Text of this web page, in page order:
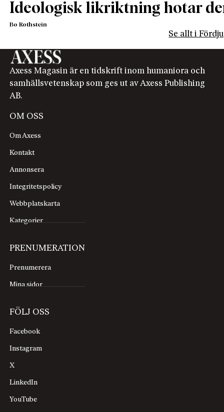
Ideologisk likriktning hotar
Bo Rothstein
Se allt i
Axess Magasin är en tidskrift inom humaniora och
samhällsvetenskap som ges ut av Axess Publishing
AB.
OM OSS
Om Axess
Kontakt
Annonsera
Integritetspolicy
Webbplatskarta
Kategorier
PRENUMERATION
Prenumerera
Mina sidor
FÖLJ OSS
Facebook
Instagram
X
LinkedIn
YouTube